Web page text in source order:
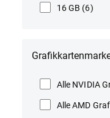
16 GB (6)
Alle NVIDIA
Alle AMD